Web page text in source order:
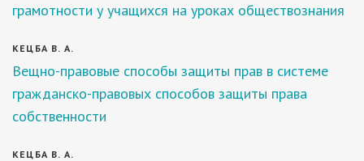
грамотности у учащихся на уроках обществознания
КЕЦБА В. А.
Вещно-правовые способы защиты прав в системе
гражданско-правовых способов защиты права
собственности
КЕЦБА В. А.